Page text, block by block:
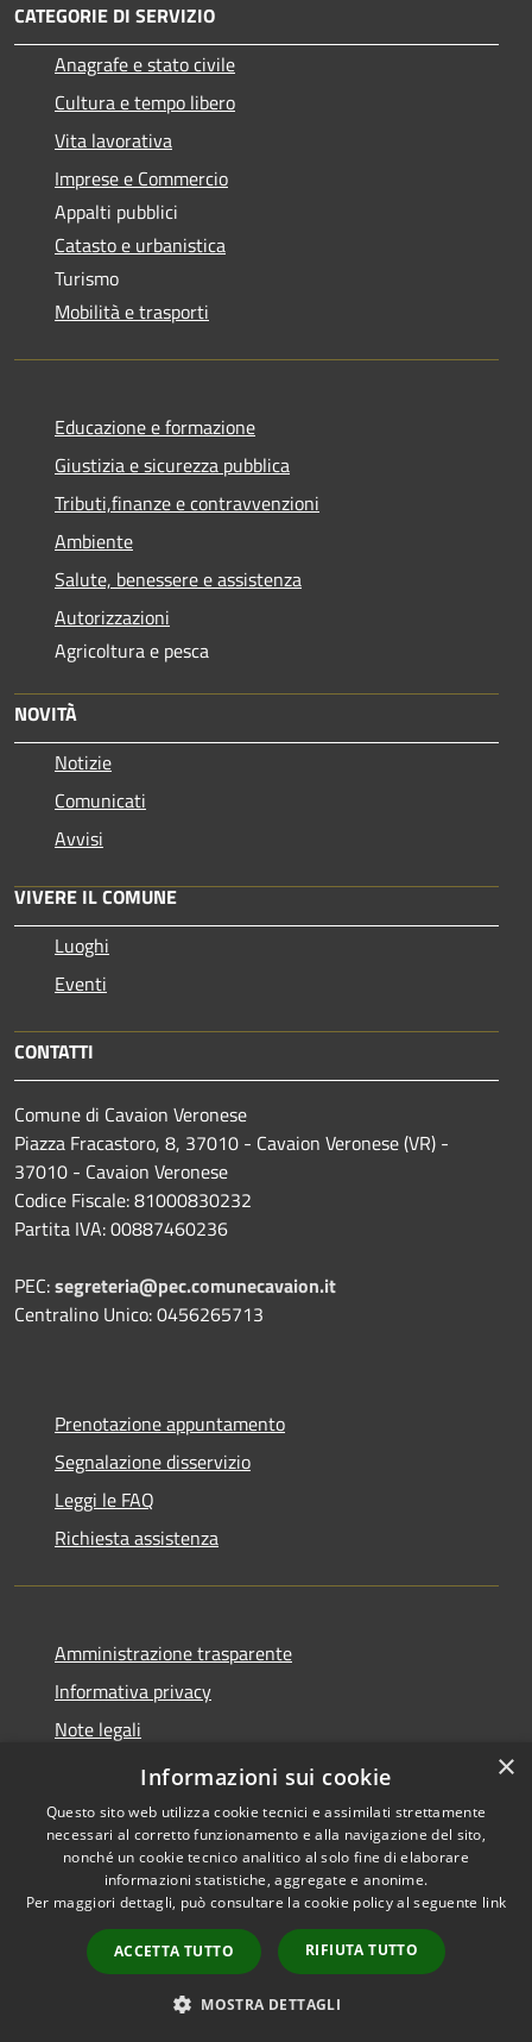
CATEGORIE DI SERVIZIO
Anagrafe e stato civile
Cultura e tempo libero
Vita lavorativa
Imprese e Commercio
Appalti pubblici
Catasto e urbanistica
Turismo
Mobilità e trasporti
Educazione e formazione
Giustizia e sicurezza pubblica
Tributi,finanze e contravvenzioni
Ambiente
Salute, benessere e assistenza
Autorizzazioni
Agricoltura e pesca
NOVITÀ
Notizie
Comunicati
Avvisi
VIVERE IL COMUNE
Luoghi
Eventi
CONTATTI
Comune di Cavaion Veronese
Piazza Fracastoro, 8, 37010 - Cavaion Veronese (VR) -
37010 - Cavaion Veronese
Codice Fiscale: 81000830232
Partita IVA: 00887460236
PEC:segreteria@pec.comunecavaion.it
Centralino Unico: 0456265713
Prenotazione appuntamento
Segnalazione disservizio
Leggi le FAQ
Richiesta assistenza
Amministrazione trasparente
Informativa privacy
Note legali
Dichiarazione di accessibilità
Accessibilità
Copyright © 2026 • Comune di
Cavaion Veronese • Powered
byMunicipium
Accesso
redazione
×
Informazioni sui cookie
Questo sito web utilizza cookie tecnici e assimilati strettamente
necessari al corretto funzionamento e alla navigazione del sito,
nonché un cookie tecnico analitico al solo fine di elaborare
informazioni statistiche, aggregate e anonime.
Per maggiori dettagli, può consultare la cookie policy al seguente link
ACCETTA TUTTO RIFIUTA TUTTO
MOSTRA DETTAGLI